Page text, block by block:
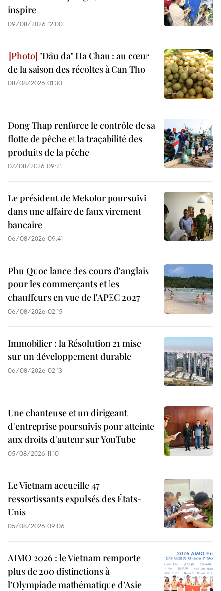
inspire
09/08/2026 12:00
"Dâu da" Ha Chau : au cœur
de la saison des récoltes à Can Tho
08/08/2026 01:30
Dong Thap renforce le contrôle de sa
flotte de pêche et la traçabilité des
produits de la pêche
07/08/2026 09:21
Le président de Mekolor poursuivi
dans une affaire de faux virement
bancaire
06/08/2026 09:41
Phu Quoc lance des cours d'anglais
pour les commerçants et les
chauffeurs en vue de l'APEC 2027
06/08/2026 02:15
Immobilier : la Résolution 21 mise
sur un développement durable
06/08/2026 02:13
Une chanteuse et un dirigeant
d'entreprise poursuivis pour atteinte
aux droits d'auteur sur YouTube
05/08/2026 11:10
Le Vietnam accueille 47
ressortissants expulsés des États-
Unis
05/08/2026 09:06
AIMO 2026 : le Vietnam remporte
plus de 200 distinctions à
l’Olympiade mathématique d’Asie